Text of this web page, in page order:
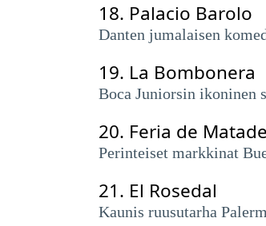
18. Palacio Barolo
Danten jumalaisen
19. La Bombonera
Boca Juniorsin ikoninen
20. Feria de
Perinteiset markkinat
21. El Rosedal
Kaunis ruusutarha